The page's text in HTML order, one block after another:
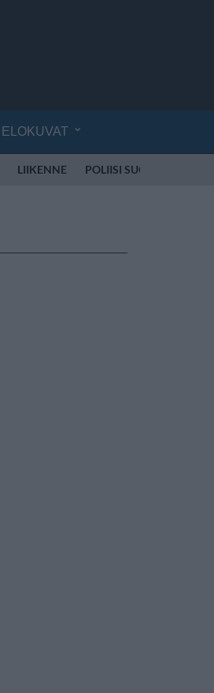
ELOKUVAT
LIIKENNE POLIISI SUOMI